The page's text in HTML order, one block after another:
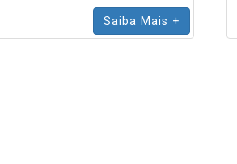
revestimento da face palmar,
ponta dos dedos e dorso dos
dedos em látex corrugado
Saiba Mais +